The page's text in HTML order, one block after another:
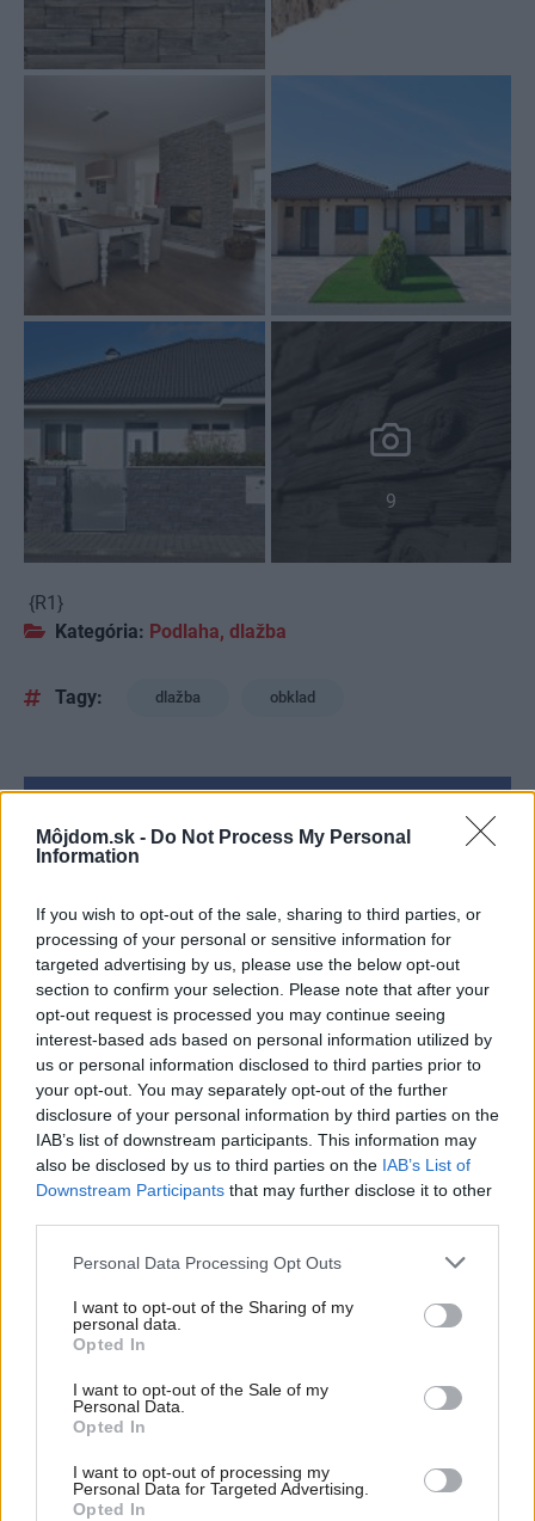
Môjdom.sk - Do Not Process My Personal
Information
If you wish to opt-out of the sale, sharing to third parties, or
processing of your personal or sensitive information for
targeted advertising by us, please use the below opt-out
section to confirm your selection. Please note that after your
opt-out request is processed you may continue seeing
interest-based ads based on personal information utilized by
us or personal information disclosed to third parties prior to
your opt-out. You may separately opt-out of the further
disclosure of your personal information by third parties on the
IAB’s list of downstream participants. This information may
also be disclosed by us to third parties on the IAB’s List of
Downstream Participants that may further disclose it to other
Please note that this website/app uses one or more Google
not limited to your visit or usage behaviour. You may click to
grant or deny consent to Google and its third-party tags to
use your data for below specified purposes in below Google
consent section.
Personal Data Processing Opt Outs
I want to opt-out of the Sharing of my
personal data.
Opted In
I want to opt-out of the Sale of my
Personal Data.
Opted In
I want to opt-out of processing my
Personal Data for Targeted Advertising.
Opted In
9
{R1}
Kategória: Podlaha, dlažba
Tagy: dlažba obklad
Pozrite si viac
Šíri sa z odpadkového koša silný zápach?
Tieto kroky vám pomôžu zbaviť sa ho